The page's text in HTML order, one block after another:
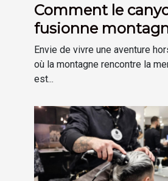
Comment le
fusionne
pour une
Envie de vivre une aventure
où la montagne rencontre la
est...